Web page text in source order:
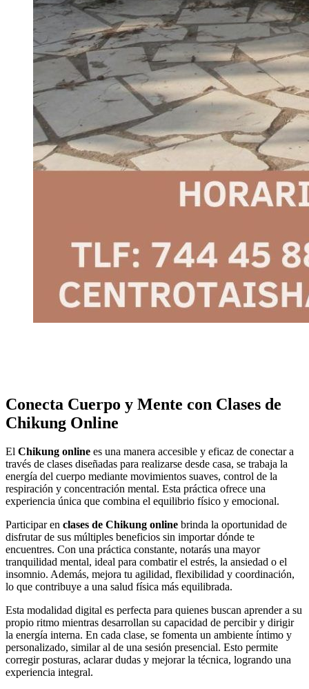
Conecta Cuerpo y Mente con Clases de
Chikung Online
El Chikung online es una manera accesible y eficaz de conectar a
través de clases diseñadas para realizarse desde casa, se trabaja la
energía del cuerpo mediante movimientos suaves, control de la
respiración y concentración mental. Esta práctica ofrece una
experiencia única que combina el equilibrio físico y emocional.
Participar en clases de Chikung online brinda la oportunidad de
disfrutar de sus múltiples beneficios sin importar dónde te
encuentres. Con una práctica constante, notarás una mayor
tranquilidad mental, ideal para combatir el estrés, la ansiedad o el
insomnio. Además, mejora tu agilidad, flexibilidad y coordinación,
lo que contribuye a una salud física más equilibrada.
Esta modalidad digital es perfecta para quienes buscan aprender a su
propio ritmo mientras desarrollan su capacidad de percibir y dirigir
la energía interna. En cada clase, se fomenta un ambiente íntimo y
personalizado, similar al de una sesión presencial. Esto permite
corregir posturas, aclarar dudas y mejorar la técnica, logrando una
experiencia integral.